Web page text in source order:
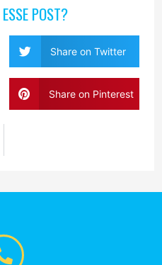
POST?
Share on Twitter
Share on Pinterest